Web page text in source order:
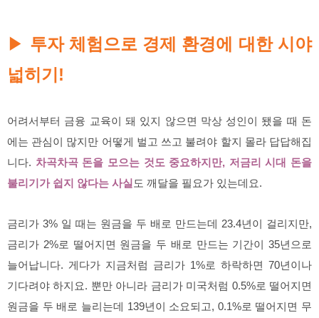
▶ 투자 체험으로 경제 환경에 대한 시야
넓히기!
어려서부터 금융 교육이 돼 있지 않으면 막상 성인이 됐을 때 돈
에는 관심이 많지만 어떻게 벌고 쓰고 불려야 할지 몰라 답답해집
니다. 차곡차곡 돈을 모으는 것도 중요하지만, 저금리 시대 돈을
불리기가 쉽지 않다는 사실 도 깨달을 필요가 있는데요.
금리가 3% 일 때는 원금을 두 배로 만드는데 23.4년이 걸리지만,
금리가 2%로 떨어지면 원금을 두 배로 만드는 기간이 35년으로
늘어납니다. 게다가 지금처럼 금리가 1%로 하락하면 70년이나
기다려야 하지요. 뿐만 아니라 금리가 미국처럼 0.5%로 떨어지면
원금을 두 배로 늘리는데 139년이 소요되고, 0.1%로 떨어지면 무